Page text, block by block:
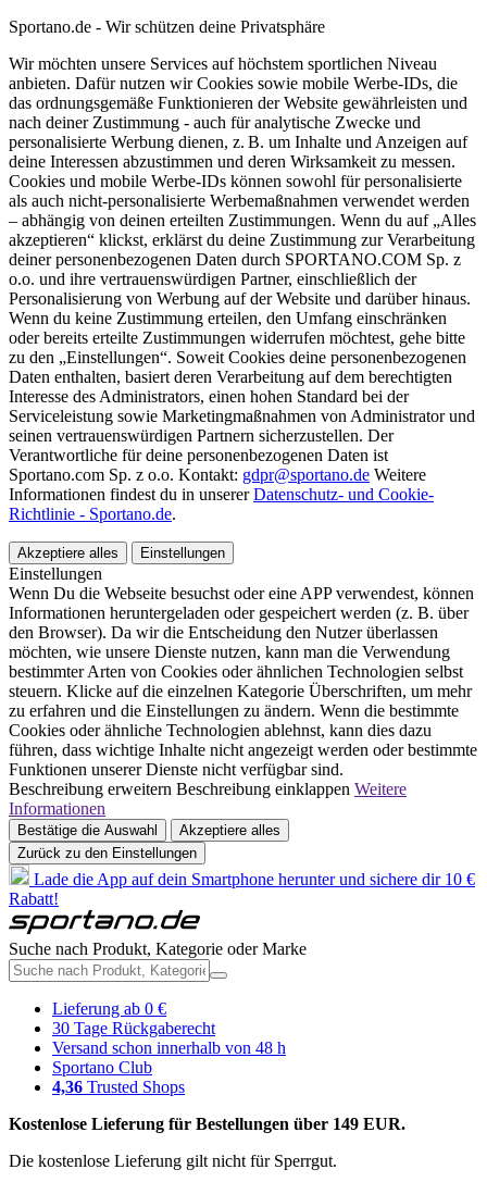
Sportano.de - Wir schützen deine Privatsphäre
Wir möchten unsere Services auf höchstem sportlichen Niveau
anbieten. Dafür nutzen wir Cookies sowie mobile Werbe-IDs, die
das ordnungsgemäße Funktionieren der Website gewährleisten und
nach deiner Zustimmung - auch für analytische Zwecke und
personalisierte Werbung dienen, z. B. um Inhalte und Anzeigen auf
deine Interessen abzustimmen und deren Wirksamkeit zu messen.
Cookies und mobile Werbe-IDs können sowohl für personalisierte
als auch nicht-personalisierte Werbemaßnahmen verwendet werden
– abhängig von deinen erteilten Zustimmungen. Wenn du auf „Alles
akzeptieren“ klickst, erklärst du deine Zustimmung zur Verarbeitung
deiner personenbezogenen Daten durch SPORTANO.COM Sp. z
o.o. und ihre vertrauenswürdigen Partner, einschließlich der
Personalisierung von Werbung auf der Website und darüber hinaus.
Wenn du keine Zustimmung erteilen, den Umfang einschränken
oder bereits erteilte Zustimmungen widerrufen möchtest, gehe bitte
zu den „Einstellungen“. Soweit Cookies deine personenbezogenen
Daten enthalten, basiert deren Verarbeitung auf dem berechtigten
Interesse des Administrators, einen hohen Standard bei der
Serviceleistung sowie Marketingmaßnahmen von Administrator und
seinen vertrauenswürdigen Partnern sicherzustellen. Der
Verantwortliche für deine personenbezogenen Daten ist
Sportano.com Sp. z o.o. Kontakt: gdpr@sportano.de Weitere
Informationen findest du in unsererDatenschutz- und Cookie-
Richtlinie - Sportano.de.
Akzeptiere alles Einstellungen
Einstellungen
Wenn Du die Webseite besuchst oder eine APP verwendest, können
Informationen heruntergeladen oder gespeichert werden (z. B. über
den Browser). Da wir die Entscheidung den Nutzer überlassen
möchten, wie unsere Dienste nutzen, kann man die Verwendung
bestimmter Arten von Cookies oder ähnlichen Technologien selbst
steuern. Klicke auf die einzelnen Kategorie Überschriften, um mehr
zu erfahren und die Einstellungen zu ändern. Wenn die bestimmte
Cookies oder ähnliche Technologien ablehnst, kann dies dazu
führen, dass wichtige Inhalte nicht angezeigt werden oder bestimmte
Funktionen unserer Dienste nicht verfügbar sind.
Beschreibung erweitern Beschreibung einklappen Weitere
Informationen
Bestätige die Auswahl
Akzeptiere alles
Zurück zu den Einstellungen
Lade die App auf dein Smartphone herunter und sichere dir 10 €
Rabatt!
Suche nach Produkt, Kategorie oder Marke
Lieferung ab 0 €
30 Tage Rückgaberecht
Versand schon innerhalb von 48 h
Sportano Club
4,36 Trusted Shops
Kostenlose Lieferung für Bestellungen über 149 EUR.
Die kostenlose Lieferung gilt nicht für Sperrgut.